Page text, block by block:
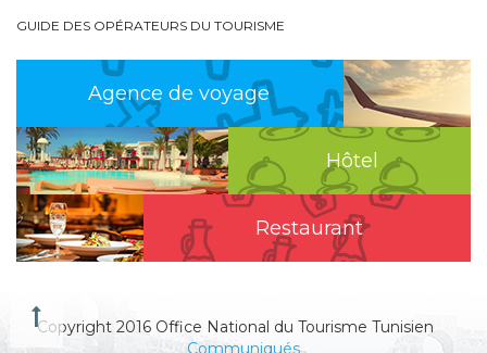
GUIDE DES OPÉRATEURS DU TOURISME
Agence de voyage
Hôtel
Restaurant
Copyright 2016 Office National du Tourisme Tunisien
Communiqués